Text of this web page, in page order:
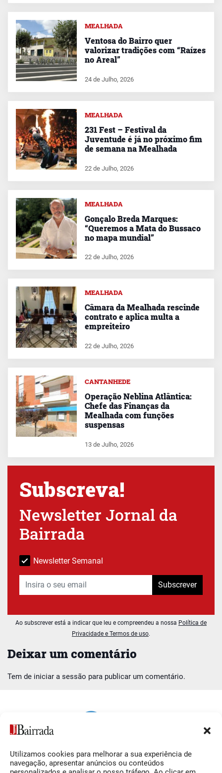
Utilizamos cookies para melhorar a sua experiência de
navegação, apresentar anúncios ou conteúdos
Deixar um comentário
Tem de iniciar a sessão para publicar um comentário.
MEALHADA
Ventosa do Bairro quer
valorizar tradições com “Raízes
no Areal”
24 de Julho, 2026
MEALHADA
231 Fest – Festival da
Juventude é já no próximo fim
de semana na Mealhada
22 de Julho, 2026
MEALHADA
Gonçalo Breda Marques:
“Queremos a Mata do Bussaco
no mapa mundial”
22 de Julho, 2026
MEALHADA
Câmara da Mealhada rescinde
contrato e aplica multa a
empreiteiro
22 de Julho, 2026
CANTANHEDE
Operação Neblina Atlântica:
Chefe das Finanças da
Mealhada com funções
suspensas
13 de Julho, 2026
Subscreva!
Newsletter Jornal da
Bairrada
Newsletter Semanal
Subscrever
Ao subscrever está a indicar que leu e compreendeu a nossa Política de
Privacidade e Termos de uso.
Siga-nos O Jornal da Bairrada